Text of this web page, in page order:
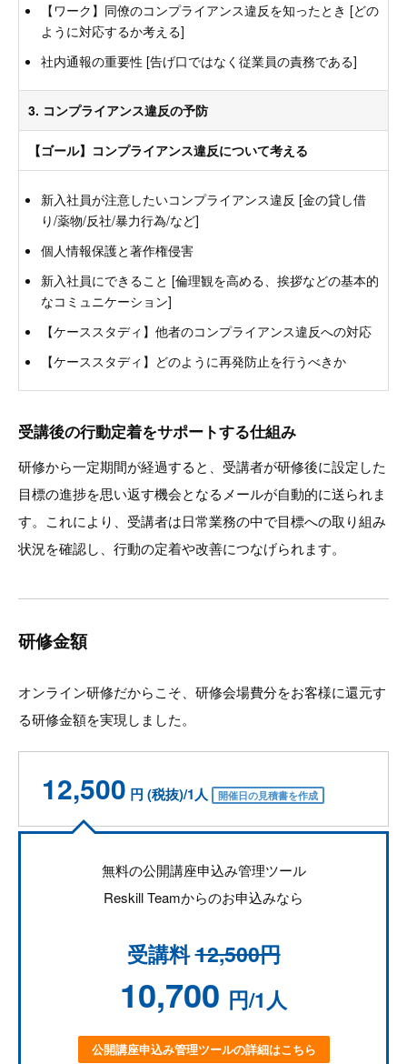
【ワーク】同僚のコンプライアンス違反を知ったとき [どの
ように対応するか考える]
社内通報の重要性 [告げ口ではなく従業員の責務である]
3. コンプライアンス違反の予防
【ゴール】コンプライアンス違反について考える
新入社員が注意したいコンプライアンス違反 [金の貸し借
り/薬物/反社/暴力行為/など]
個人情報保護と著作権侵害
新入社員にできること [倫理観を高める、挨拶などの基本的
なコミュニケーション]
【ケーススタディ】他者のコンプライアンス違反への対応
【ケーススタディ】どのように再発防止を行うべきか
受講後の行動定着をサポートする仕組み
研修から一定期間が経過すると、受講者が研修後に設定した
目標の進捗を思い返す機会となるメールが自動的に送られま
す。これにより、受講者は日常業務の中で目標への取り組み
状況を確認し、行動の定着や改善につなげられます。
研修金額
オンライン研修だからこそ、研修会場費分をお客様に還元す
る研修金額を実現しました。
12,500 円 (税抜)/1人 開催日の見積書を作成
無料の公開講座申込み管理ツール
Reskill Teamからのお申込みなら
受講料12,500円
10,700 円/1人
公開講座申込み管理ツールの詳細はこちら